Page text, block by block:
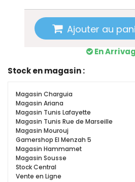
Ajouter au
En
Stock en magasin :
Magasin Charguia
Magasin Ariana
Magasin Tunis Lafayette
Magasin Tunis Rue de Marseille
Magasin Mourouj
Gamershop El Menzah 5
Magasin Hammamet
Magasin Sousse
Stock Central
Vente en Ligne